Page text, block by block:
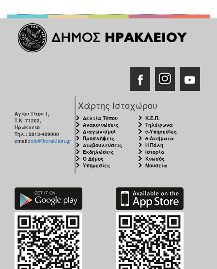
ΑΝΘΕΚΤΙΚΗ
ΠΟΛΗ
Αγίου Τίτου 1,
Τ.Κ. 71202,
Ηράκλειο
Τηλ.: 2813-409000
email:info@heraklion.gr
Χάρτης Ιστοχώρου
Δελτία Τύπου
Ανακοινώσεις
Διαγωνισμοί
Προσλήψεις
Διαβουλεύσεις
Εκδηλώσεις
Ο Δήμος
Υπηρεσίες
Κ.Ε.Π.
Τηλέφωνα
e-Υπηρεσίες
e-Αιτήματα
Η Πόλη
Ιστορία
Κνωσός
Μουσεία